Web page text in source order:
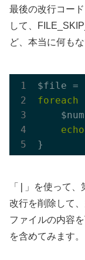
最後の改行コー
して、
ど、本当に何も
$file =
foreach
echo
「 | 」を使って、
改行を削除して
ファイルの内容
を含めてみます。